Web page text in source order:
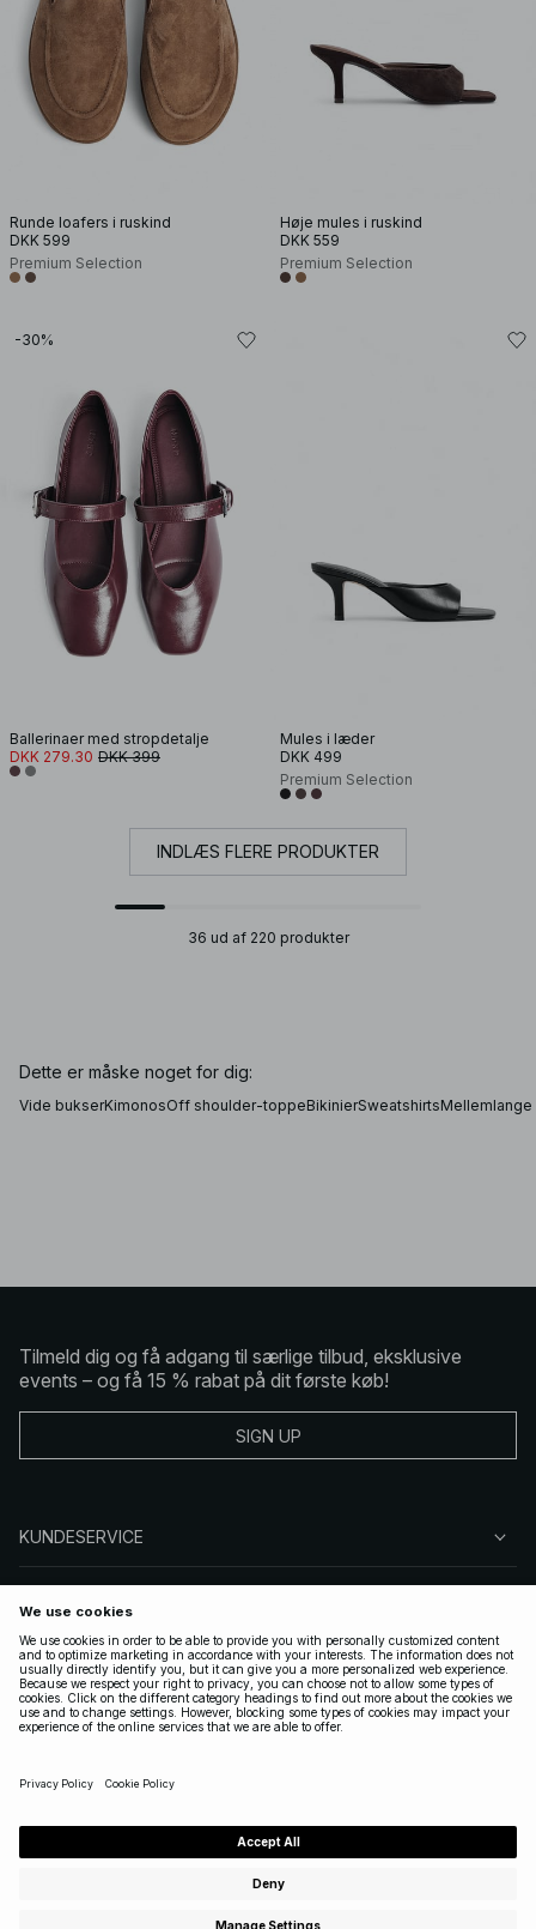
Runde loafers i ruskind
DKK 599
Premium Selection
Høje mules i ruskind
DKK 559
Premium Selection
-30%
Ballerinaer med stropdetalje
DKK 279.30 DKK 399
Mules i læder
DKK 499
Premium Selection
INDLÆS FLERE PRODUKTER
36 ud af 220 produkter
Dette er måske noget for dig:
Vide bukserKimonosOff shoulder-toppeBikinierSweatshirts
Tilmeld dig og få adgang til særlige tilbud, eksklusive
events – og få 15 % rabat på dit første køb!
SIGN UP
KUNDESERVICE
FØLG OS
GYLDIGE